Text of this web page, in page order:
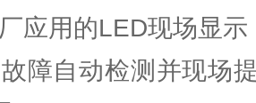
应用的LED现场显示
障自动检测并现场